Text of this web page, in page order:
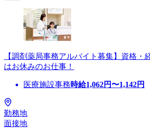
【調剤薬局事務アルバイト募集】資格・
はお休みのお仕事！
医療施設事務時給1,062円〜1,142円
勤務地
面接地